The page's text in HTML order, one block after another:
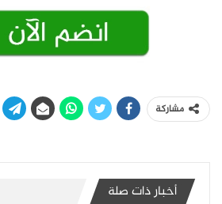
مشاركة
أخبار ذات صلة